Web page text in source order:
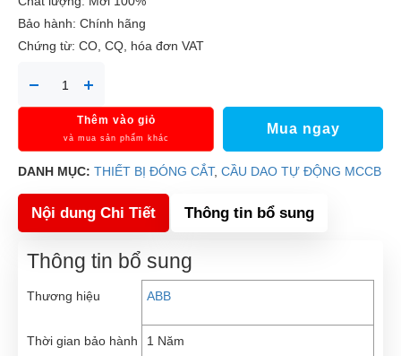
Bảo hành: Chính hãng
Chứng từ: CO, CQ, hóa đơn VAT
Thêm vào giỏ
và mua sản phẩm khác
Mua ngay
DANH MỤC: THIẾT BỊ ĐÓNG CẮT, CẦU DAO TỰ ĐỘNG MCCB
Nội dung Chi Tiết Thông tin bổ sung
Thông tin bổ sung
Thương hiệu ABB
Thời gian bảo hành 1 Năm